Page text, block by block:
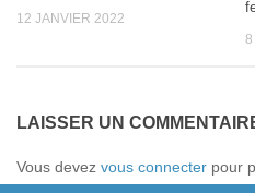
12 JANVIER 2022
8
LAISSER UN
Vous devez vous connecter pour